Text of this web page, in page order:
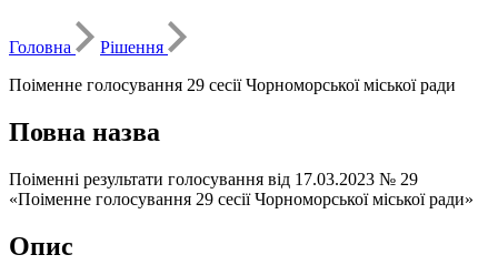
Головна
Рішення
Поіменне голосування 29 сесії Чорноморської міської ради
Повна назва
Поіменні результати голосування від 17.03.2023 № 29
«Поіменне голосування 29 сесії Чорноморської міської ради»
Опис